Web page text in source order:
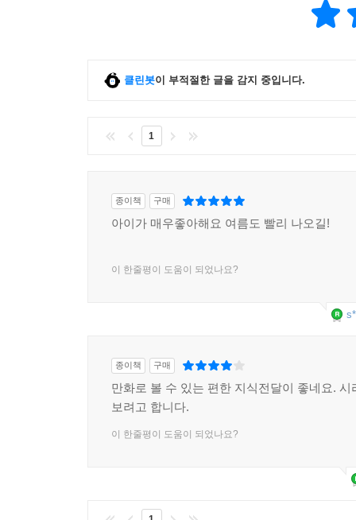
클린봇이 부적절한 글을 감지 중입니다.
1
종이책 구매
아이가 매우좋아해요 여름도 빨리 나오길!
이 한줄평이 도움이 되었나요?
종이책 구매
만화로 볼 수 있는 편한 지식전달이 좋네요. 시
보려고 합니다.
이 한줄평이 도움이 되었나요?